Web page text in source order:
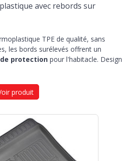
avec rebords sur
TPE de qualité, sans
les bords surélevés offrent un
protection pour l'habitacle. Design
produit